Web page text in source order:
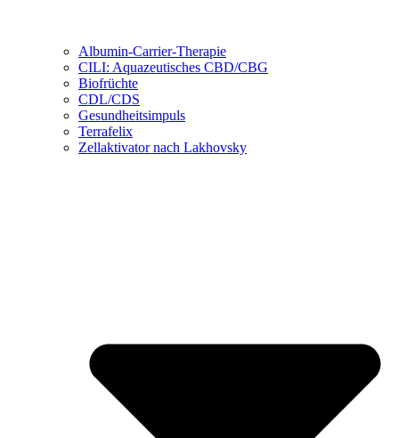
Albumin-Carrier-Therapie
CILI: Aquazeutisches CBD/CBG
Biofrüchte
CDL/CDS
Gesundheitsimpuls
Terrafelix
Zellaktivator nach Lakhovsky